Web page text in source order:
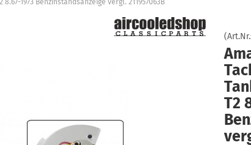
Konto erstellen
Passwort
1973 Benzinstandsanzeige vergl. 211957063B
T2